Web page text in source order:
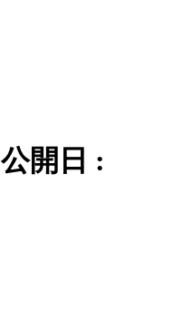
公開日 :